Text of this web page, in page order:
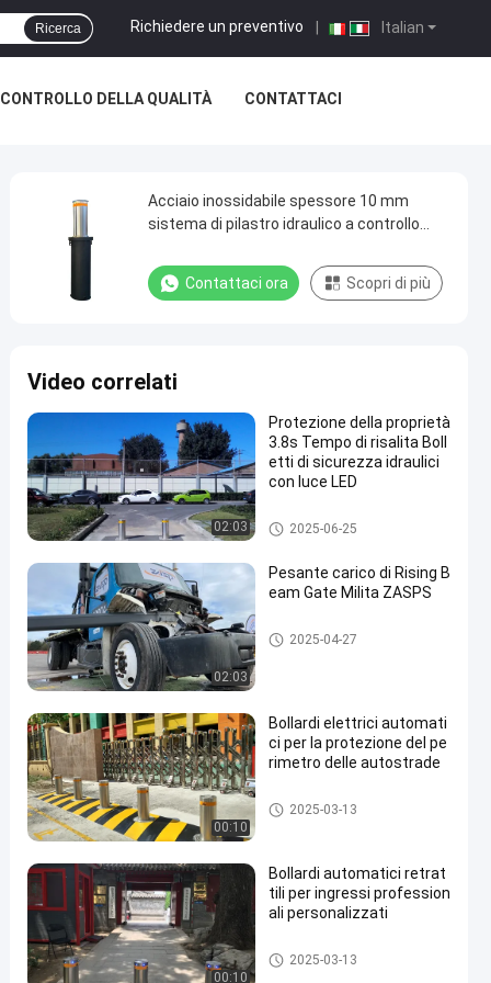
Italian
Richiedere un preventivo
Ricerca
CONTROLLO DELLA QUALITÀ CONTATTACI
Acciaio inossidabile spessore 10 mm
sistema di pilastro idraulico a controllo
Contattaci ora Scopri di più
Video correlati
02:03
Protezione della proprietà
3.8s Tempo di risalita Boll
etti di sicurezza idraulici
con luce LED
Bitte automatiche
2025-06-25
02:03
Pesante carico di Rising B
eam Gate Milita ZASPS
Porta a raggi ascendenti
2025-04-27
00:10
Bollardi elettrici automati
ci per la protezione del pe
rimetro delle autostrade
Bitte automatiche
2025-03-13
00:10
Bollardi automatici retrat
tili per ingressi profession
ali personalizzati
Bitte automatiche
2025-03-13